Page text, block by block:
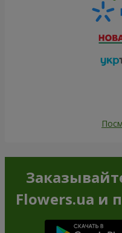
Flowers.ua и